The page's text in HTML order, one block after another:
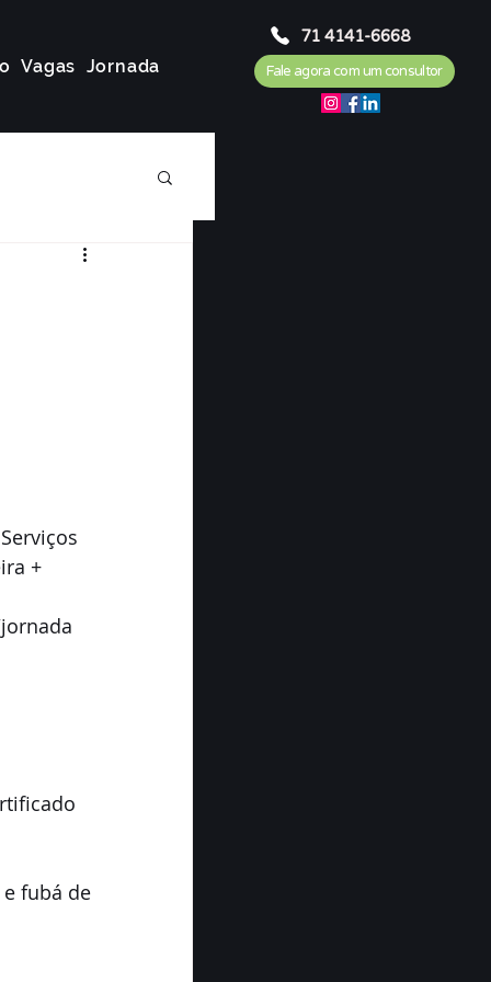
Vagas Jornada
71 4141-6668
Fale agora com um consultor
+
fubá de